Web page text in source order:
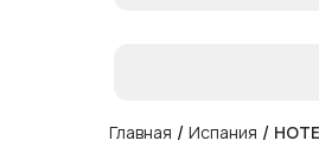
Главная / Испания /